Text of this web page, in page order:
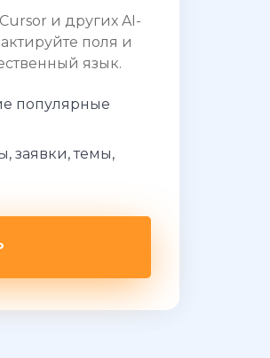
и других AI-
поля и
язык.
популярные
заявки, темы,